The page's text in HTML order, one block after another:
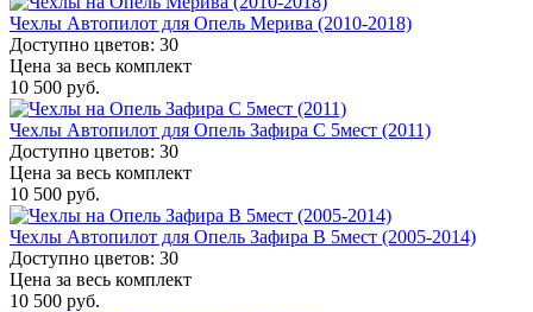
Чехлы Автопилот для Опель Мерива (2010-2018)
Доступно цветов: 30
Цена за весь комплект
10 500 руб.
Чехлы Автопилот для Опель Зафира C 5мест (2011)
Доступно цветов: 30
Цена за весь комплект
10 500 руб.
Чехлы Автопилот для Опель Зафира B 5мест (2005-2014)
Доступно цветов: 30
Цена за весь комплект
10 500 руб.